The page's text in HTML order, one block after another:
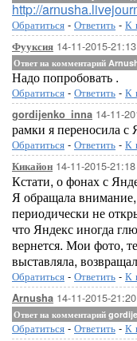
http://
Обратиться - Ответить - К
Фууксия 14-11-2015-21:13
Ответ на комментарий
Надо попробовать .
Обратиться - Ответить - К
gordijenko_inna 14-11-
рамки я переносила
Обратиться - Ответить - К
Кикайон 14-11-2015-21:18
Кстати, о фонах с
Я обращала
периодически не
что Яндекс иногда
вернется. Мои фото,
выставляла,
Обратиться - Ответить - К
Arnusha 14-11-2015-21:20
Ответ на комментарий
Обратиться - Ответить - К